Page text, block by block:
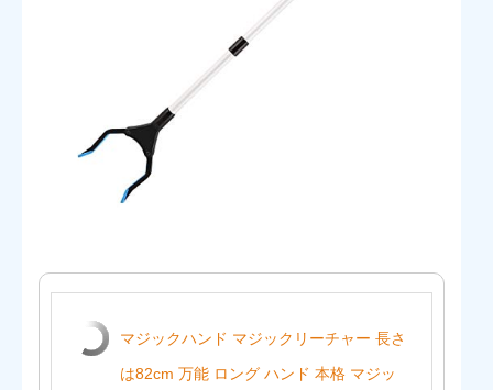
マジックハンド マジックリーチャー 長さ
は82cm 万能 ロング ハンド 本格 マジッ